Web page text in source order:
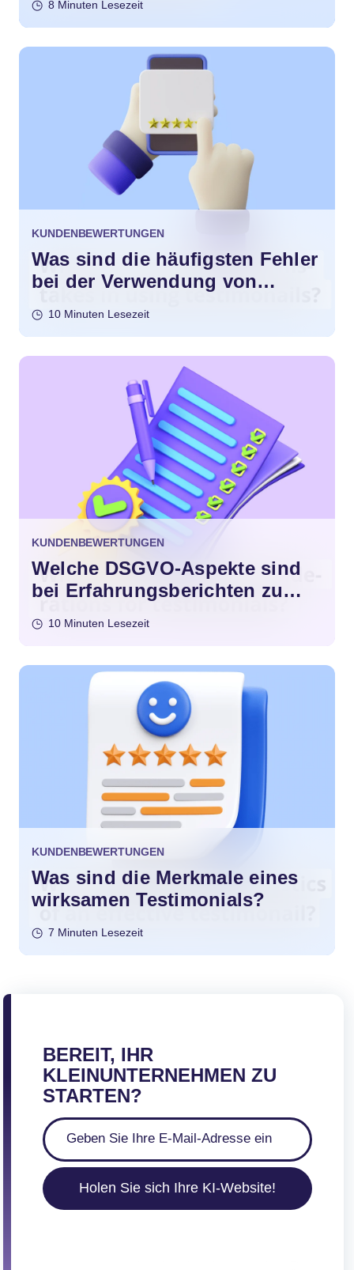
8 Minuten Lesezeit
KUNDENBEWERTUNGEN
Was sind die häufigsten Fehler
bei der Verwendung von
10 Minuten Lesezeit
KUNDENBEWERTUNGEN
Welche DSGVO-Aspekte sind
bei Erfahrungsberichten zu
10 Minuten Lesezeit
KUNDENBEWERTUNGEN
Was sind die Merkmale eines
wirksamen Testimonials?
7 Minuten Lesezeit
BEREIT, IHR
KLEINUNTERNEHMEN ZU
STARTEN?
Holen Sie sich Ihre KI-Website!